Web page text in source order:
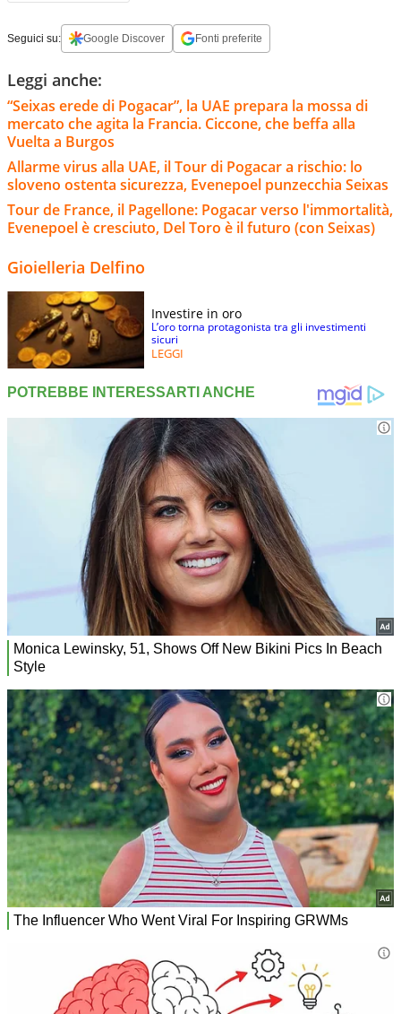
Seguici su: Google Discover Fonti preferite
Leggi anche:
“Seixas erede di Pogacar”, la UAE prepara la mossa di
mercato che agita la Francia. Ciccone, che beffa alla
Vuelta a Burgos
Allarme virus alla UAE, il Tour di Pogacar a rischio: lo
sloveno ostenta sicurezza, Evenepoel punzecchia Seixas
Tour de France, il Pagellone: Pogacar verso l'immortalità,
Evenepoel è cresciuto, Del Toro è il futuro (con Seixas)
Gioielleria Delfino
Investire in oro
L’oro torna protagonista tra gli investimenti
sicuri
LEGGI